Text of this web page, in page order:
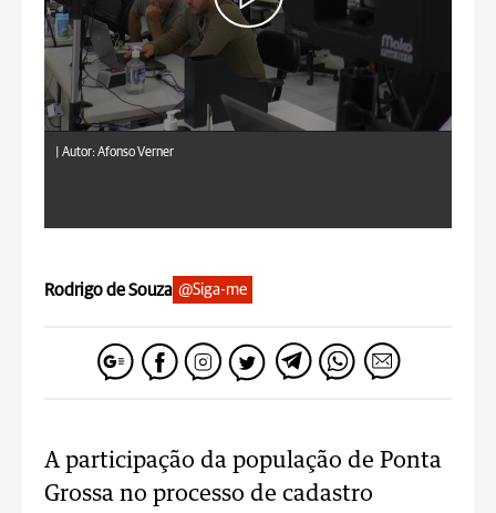
Autor: Afonso Verner
Rodrigo de Souza @Siga-me
A participação da população de Ponta
Grossa no processo de cadastro